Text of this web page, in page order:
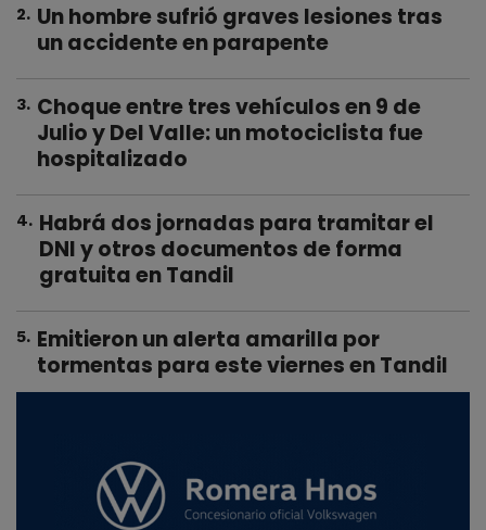
2. Un hombre sufrió graves lesiones tras
un accidente en parapente
3. Choque entre tres vehículos en 9 de
Julio y Del Valle: un motociclista fue
hospitalizado
4. Habrá dos jornadas para tramitar el
DNI y otros documentos de forma
gratuita en Tandil
5. Emitieron un alerta amarilla por
tormentas para este viernes en Tandil